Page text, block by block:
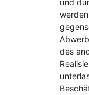
und
des